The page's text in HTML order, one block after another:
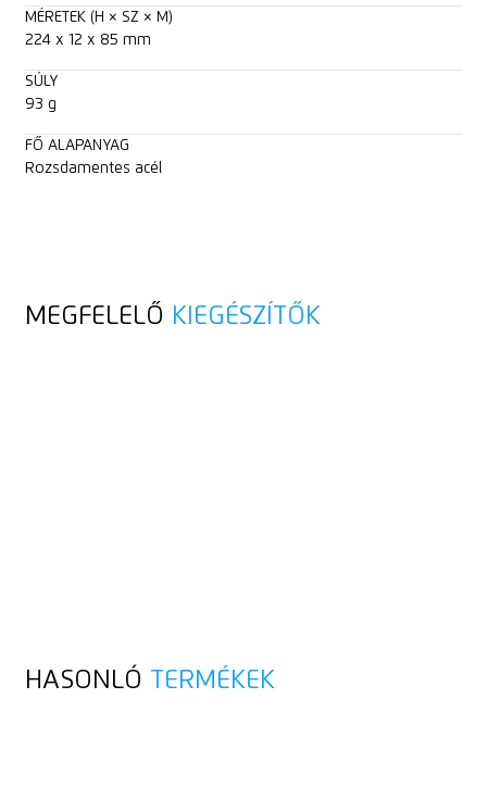
MÉRETEK (H × SZ × M)
224 x 12 x 85 mm
SÚLY
93 g
FŐ ALAPANYAG
Rozsdamentes acél
MEGFELELŐ KIEGÉSZÍTŐK
HASONLÓ TERMÉKEK